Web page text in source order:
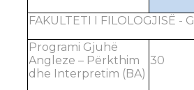
FAKULTETI I FILOLOGJISË -
Programi Gjuhë
Angleze – Përkthim
dhe Interpretim (BA)
30